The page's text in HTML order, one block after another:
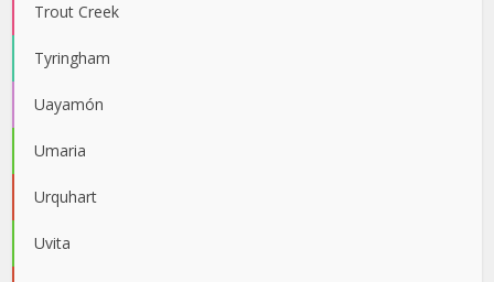
Trout Creek
Tyringham
Uayamón
Umaria
Urquhart
Uvita